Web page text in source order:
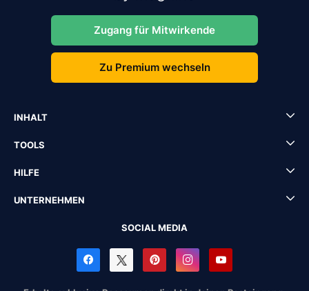
Zugang für Mitwirkende
Zu Premium wechseln
INHALT
TOOLS
HILFE
UNTERNEHMEN
SOCIAL MEDIA